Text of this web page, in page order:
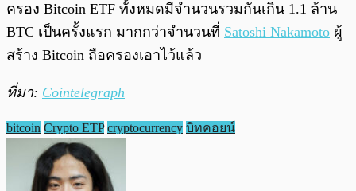
ครอง Bitcoin ETF ทั้งหมดมีจำนวนรวมกันเกิน 1.1 ล้าน
BTC เป็นครั้งแรก มากกว่าจำนวนที่ Satoshi Nakamoto ผู้
สร้าง Bitcoin ถือครองเอาไว้แล้ว
ที่มา: Cointelegraph
bitcoin Crypto ETP cryptocurrency บิทคอยน์